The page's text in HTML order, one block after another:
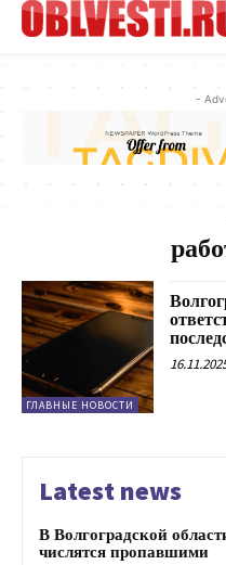
-
ГЛАВНЫЕ НОВОСТИ
Latest news
В Волгоградской
числятся пропавшими